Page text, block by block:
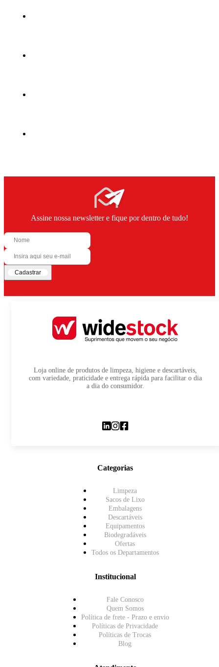
Assine nossa newsletter e fique por dentro de tudo!
Cadastrar
Loja online de produtos de limpeza, higiene e descartáveis,
com variedade, praticidade e entrega rápida para facilitar o dia
a dia do consumidor.
Categorias
Limpeza
Sacos de Lixo
Embalagens
Descartáveis
Equipamentos
Biodegradáveis
Ofertas
Todos os Departamentos
Institucional
Fale Conosco
Quem Somos
Política de frete - Prazo e envio
Políticas de Privacidade
Políticas de Trocas
Blog